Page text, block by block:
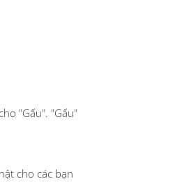
"Gấu". "Gấu"
cho các bạn